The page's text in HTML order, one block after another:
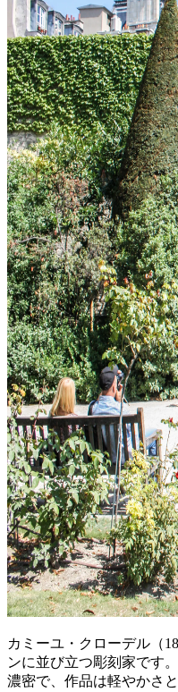
カミーユ・クローデル（
ンに並び立つ彫刻家です
濃密で、作品は軽やかさ